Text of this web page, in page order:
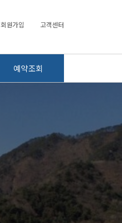
회원가입 고객센터
예약조회